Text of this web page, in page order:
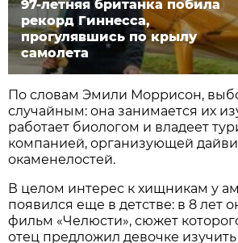
97-летняя британка побила
рекорд Гиннесса,
прогулявшись по крылу
самолета
По словам Эмили Моррисон,
случайным: она занимается их
работает биологом и владеет
компанией, организующей
окаменелостей.
В целом интерес к хищникам у
появился еще в детстве: в 8 лет
фильм «Челюсти», сюжет
отец предложил девочке